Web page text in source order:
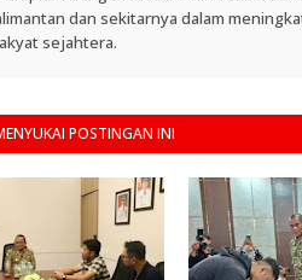
dan sekitarnya dalam
sejahtera.
POSTINGAN INI